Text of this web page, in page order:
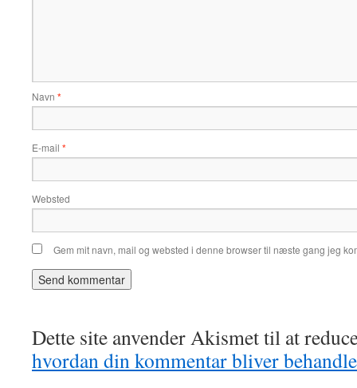
Navn *
E-mail *
Websted
Gem mit navn, mail og websted i denne browser til næste gang jeg
Dette site anvender Akismet til at
hvordan din kommentar bliver